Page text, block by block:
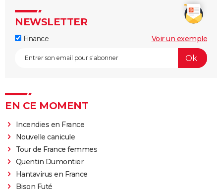
NEWSLETTER
Finance Voir un exemple
EN CE MOMENT
Incendies en France
Nouvelle canicule
Tour de France femmes
Quentin Dumontier
Hantavirus en France
Bison Futé